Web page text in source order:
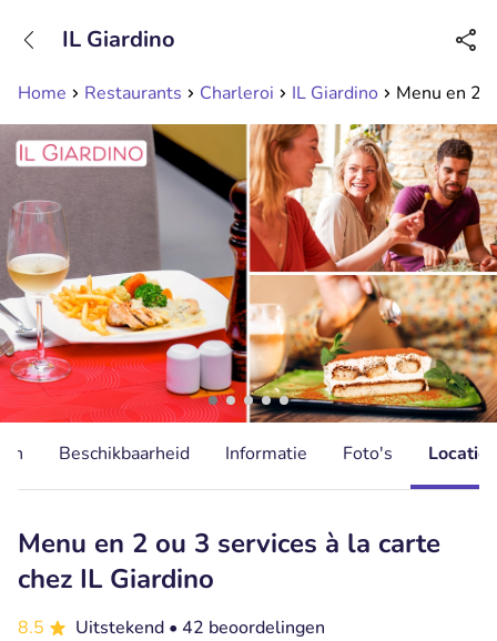
Bereikbaar tot 23:00 uur
Home Restaurants Charleroi IL Giardino Menu en 2
IL Giardino
Beschikbaarheid Informatie Foto's Locatie
Menu en 2 ou 3 services à la carte
chez IL Giardino
8.5 Uitstekend • 42 beoordelingen